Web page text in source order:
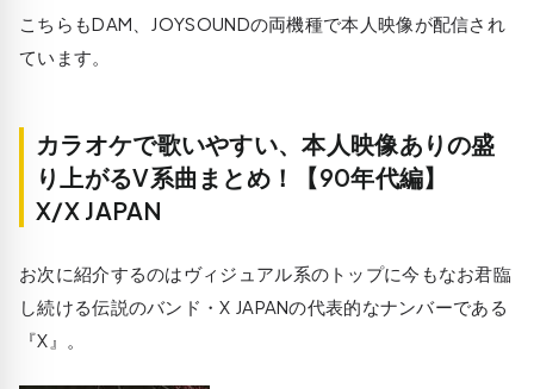
こちらもDAM、JOYSOUNDの両機種で本人映像が配信され
ています。
カラオケで歌いやすい、本人映像ありの盛
り上がるV系曲まとめ！【90年代編】
X/X JAPAN
お次に紹介するのはヴィジュアル系のトップに今もなお君臨
し続ける伝説のバンド・X JAPANの代表的なナンバーである
『X』。